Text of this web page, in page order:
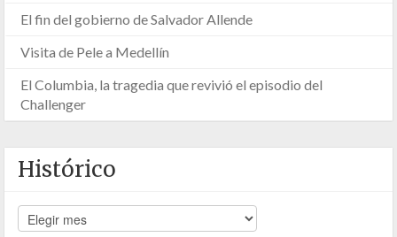
El fin del gobierno de Salvador Allende
Visita de Pele a Medellín
El Columbia, la tragedia que revivió el episodio del
Challenger
Histórico